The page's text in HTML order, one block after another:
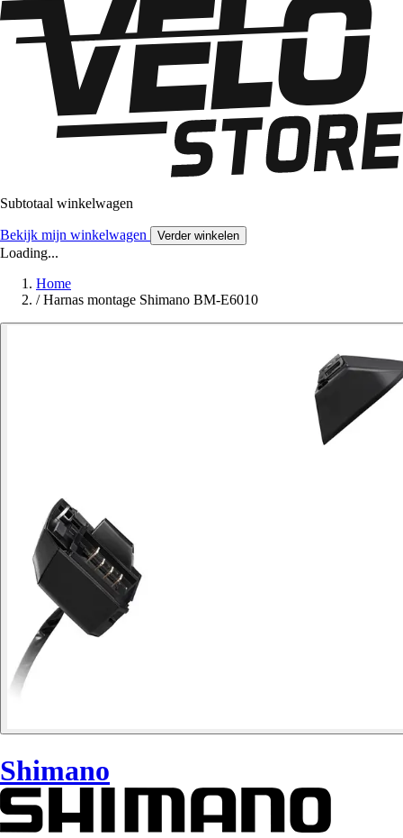
Subtotaal winkelwagen
Bekijk mijn winkelwagen Verder winkelen
Loading...
Home
/ Harnas montage Shimano BM-E6010
Shimano